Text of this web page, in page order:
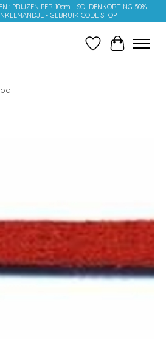
: PRIJZEN PER 10cm - SOLDENKORTING 50%
- GEBRUIK CODE STOP
Verlanglijst